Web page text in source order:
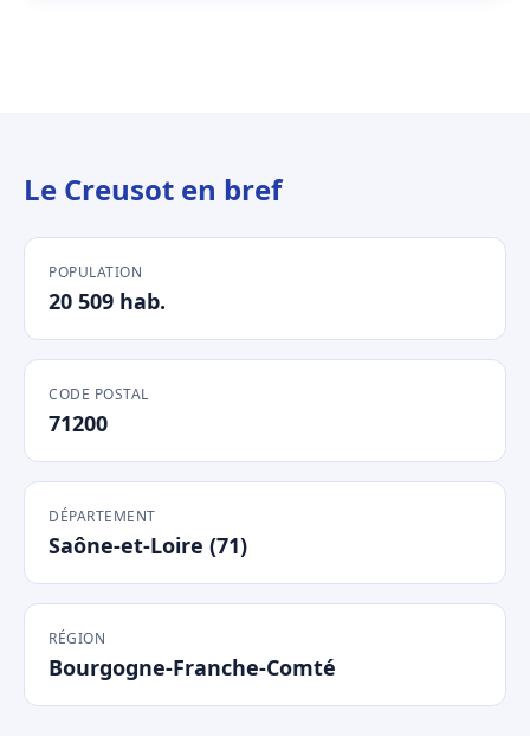
Le Creusot en bref
POPULATION
20 509 hab.
CODE POSTAL
71200
DÉPARTEMENT
Saône-et-Loire (71)
RÉGION
Bourgogne-Franche-Comté